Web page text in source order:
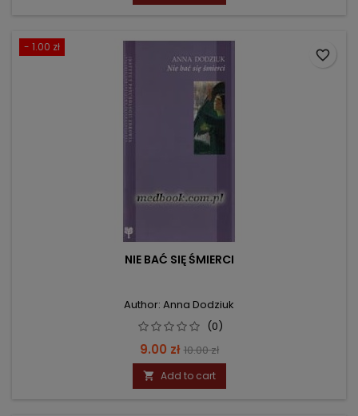
- 1.00 zł
NIE BAĆ SIĘ ŚMIERCI
Author: Anna Dodziuk
(0)
Price
9.00 zł Regular
price
10.00 zł
 Add to cart
favorite_border